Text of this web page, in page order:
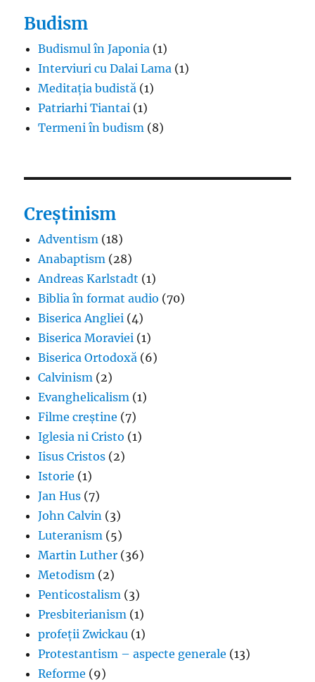
Budism
Budismul în Japonia (1)
Interviuri cu Dalai Lama (1)
Meditația budistă (1)
Patriarhi Tiantai (1)
Termeni în budism (8)
Creștinism
Adventism (18)
Anabaptism (28)
Andreas Karlstadt (1)
Biblia în format audio (70)
Biserica Angliei (4)
Biserica Moraviei (1)
Biserica Ortodoxă (6)
Calvinism (2)
Evanghelicalism (1)
Filme creștine (7)
Iglesia ni Cristo (1)
Iisus Cristos (2)
Istorie (1)
Jan Hus (7)
John Calvin (3)
Luteranism (5)
Martin Luther (36)
Metodism (2)
Penticostalism (3)
Presbiterianism (1)
profeții Zwickau (1)
Protestantism – aspecte generale (13)
Reforme (9)